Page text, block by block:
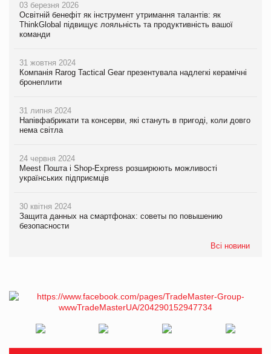
03 березня 2026
Освітній бенефіт як інструмент утримання талантів: як
ThinkGlobal підвищує лояльність та продуктивність вашої
команди
31 жовтня 2024
Компанія Rarog Tactical Gear презентувала надлегкі керамічні
бронеплити
31 липня 2024
Напівфабрикати та консерви, які стануть в пригоді, коли довго
нема світла
24 червня 2024
Meest Пошта і Shop-Express розширюють можливості
українських підприємців
30 квітня 2024
Защита данных на смартфонах: советы по повышению
безопасности
Всі новини